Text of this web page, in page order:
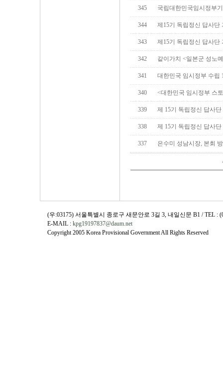
345 국립대한민국임시정부
344 제15기 독립정신 답사
343 제15기 독립정신 답사
342 같이가치 <일본군 성노
341 대한민국 임시정부 수
340 <대한민국 임시정부 스
339 제 15기 독립정신 답사
338 제 15기 독립정신 답사
337 은수미 성남시장, 본회
(우:03175) 서울특별시 종로구 새문안로 3길 3, 내일신문 B1 / TEL :
E-MAIL : kpg19197837@daum.net
Copyright 2005 Korea Provisional Government All Rights Reserved